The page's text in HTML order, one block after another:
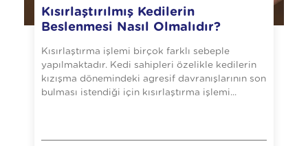
Kısırlaştırılmış Kedilerin
Beslenmesi Nasıl Olmalıdır?
Kısırlaştırma işlemi birçok farklı sebeple
yapılmaktadır. Kedi sahipleri özelikle kedilerin
kızışma dönemindeki agresif davranışlarının son
bulması istendiği için kısırlaştırma işlemi...